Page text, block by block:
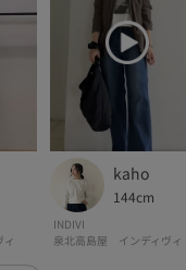
にてお知らせ♪
-・-・-・-・-
る場合があります。また、
kaho
144cm
INDIVI
泉北高島屋 インディヴィ